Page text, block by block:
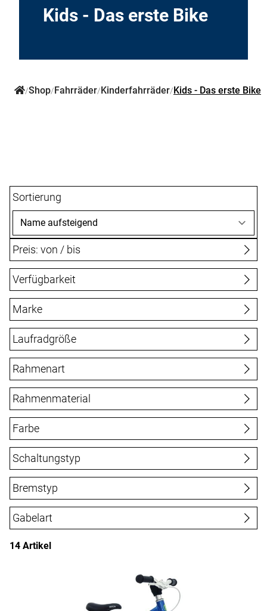
Kids - Das erste Bike
/Shop/Fahrräder/Kinderfahrräder/Kids - Das erste Bike
Preis: von / bis
bis €
Verfügbarkeit
Marke
KOKUA
Laufradgröße
12" 14"
Rahmenart
Kinder
Rahmenmaterial
Aluminium
Farbe
Schaltungstyp
Nabenschaltung - Leerlauf
Singlespeed - Leerlauf
Bremstyp
mechanische Felgenbremsen
Gabelart
starre Gabel
Sortierung
14 Artikel